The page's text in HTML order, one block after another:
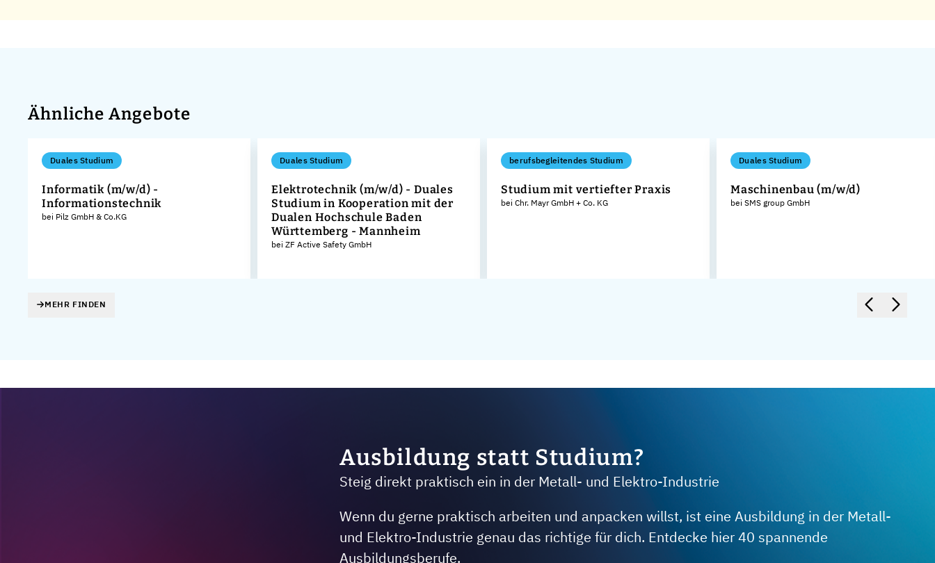
Ähnliche Angebote
Duales Studium
Informatik (m/w/d) -
Informationstechnik
bei Pilz GmbH & Co.KG
Duales Studium
Elektrotechnik (m/w/d) - Duales
Studium in Kooperation mit der
Dualen Hochschule Baden
Württemberg - Mannheim
bei ZF Active Safety GmbH
berufsbegleitendes Studium
Studium mit vertiefter Praxis
bei Chr. Mayr GmbH + Co. KG
Duales Studium
Maschinenbau (m/w/d)
bei SMS group GmbH
MEHR FINDEN
Ausbildung statt Studium?
Steig direkt praktisch ein in der Metall- und Elektro-Industrie
Wenn du gerne praktisch arbeiten und anpacken willst, ist eine Ausbildung in der Metall-
und Elektro-Industrie genau das richtige für dich. Entdecke hier 40 spannende
Ausbildungsberufe.